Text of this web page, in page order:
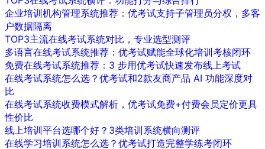
企业培训机构管理系统推荐：优考试支持子管理员分权，多客
户数据隔离
TOP3主流在线考试系统对比，专业选型测评
多语言在线考试系统推荐：优考试赋能全球化培训考核闭环
免费在线考试系统推荐：3 步用优考试快速发布线上考试
在线考试系统怎么选？优考试和2款友商产品 AI 功能深度对
比
在线考试系统收费模式解析，优考试免费+付费会员定价更具
性价比
线上培训平台选哪个好？3类培训系统横向测评
在线学习培训系统怎么选？优考试打造完整学练考闭环